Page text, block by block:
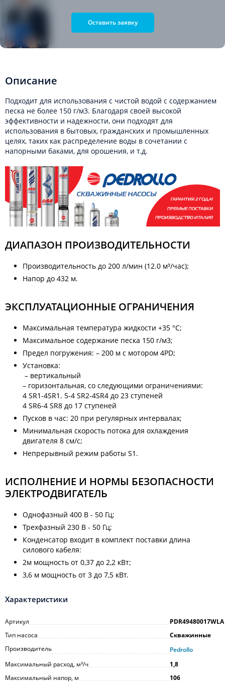
Оставить заявку
Описание
Подходит для использования с чистой водой с содержанием
песка не более 150 г/м3. Благодаря своей высокой
эффективности и надежности, они подходят для
использования в бытовых, гражданских и промышленных
целях, таких как распределение воды в сочетании с
напорными баками, для орошения, и т.д.
ДИАПАЗОН ПРОИЗВОДИТЕЛЬНОСТИ
Производительность до 200 л/мин (12.0 м³/час);
Напор до 432 м.
ЭКСПЛУАТАЦИОННЫЕ ОГРАНИЧЕНИЯ
Максимальная температура жидкости +35 °C;
Максимальное содержание песка 150 г/м3;
Предел погружения: – 200 м с мотором 4PD;
Установка:
– вертикальный
– горизонтальная, со следующими ограничениями:
4 SR1-4SR1. 5-4 SR2-4SR4 до 23 ступеней
4 SR6-4 SR8 до 17 ступеней
Пусков в час: 20 при регулярных интервалах;
Минимальная скорость потока для охлаждения
двигателя 8 см/с;
Непрерывный режим работы S1.
ИСПОЛНЕНИЕ И НОРМЫ БЕЗОПАСНОСТИ
ЭЛЕКТРОДВИГАТЕЛЬ
Однофазный 400 В - 50 Гц;
Трехфазный 230 В - 50 Гц;
Конденсатор входит в комплект поставки длина
силового кабеля:
2м мощность от 0,37 до 2,2 кВт;
3,6 м мощность от 3 до 7,5 кВт.
Характеристики
Артикул
PDR49480017WLA
Тип насоса
Скважинные
Производитель
Pedrollo
Максимальный расход, м³/ч
1,8
Максимальный напор, м
106